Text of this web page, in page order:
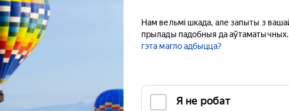
Нам вельмі шкада, але запыты з
прылады падобныя да аўтаматычных.
гэта магло адбыцца?
Я не робат